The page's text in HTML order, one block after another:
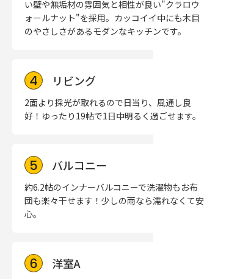
い壁や無垢材の雰囲気と相性が良い"クラロウ
ォールナット"を採用。カッコイイ中にも木目
のやさしさがあるモダンなキッチンです。
リビング
2面より採光が取れるので日当り、風通し良
好！ゆったり19帖で1日中明るく過ごせます。
バルコニー
約6.2帖のインナーバルコニーで洗濯物もお布
団も楽々干せます！少しの雨なら濡れなくて安
心。
洋室A